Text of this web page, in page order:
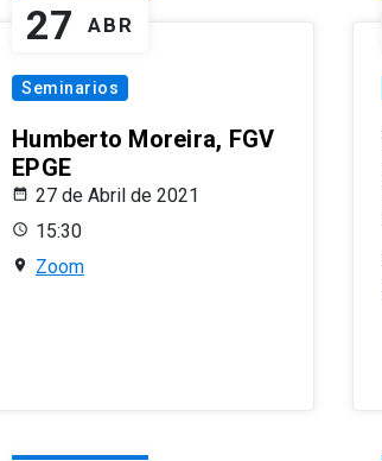
27 ABR
Seminarios
Humberto Moreira, FGV
EPGE
27 de Abril de 2021
15:30
Zoom